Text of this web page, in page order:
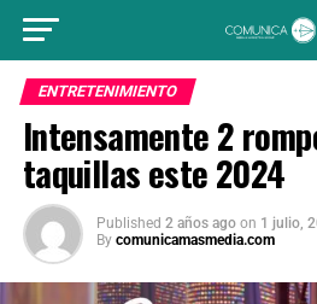
ENTRETENIMIENTO
Intensamente 2
taquillas este 2024
Published 2 años ago on 1 julio,
By comunicamasmedia.com